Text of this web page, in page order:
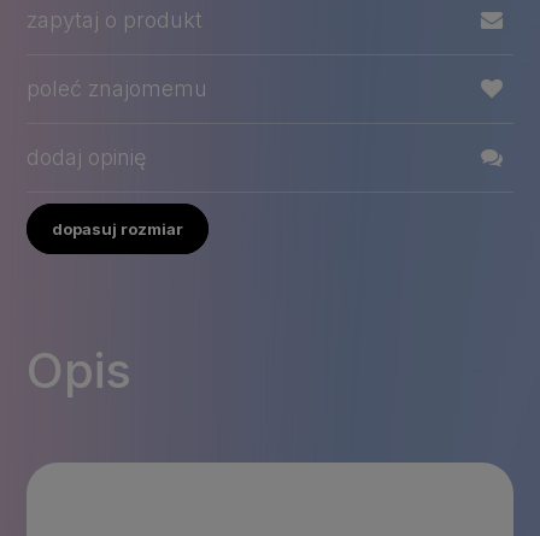
zapytaj o produkt
poleć znajomemu
dodaj opinię
dopasuj rozmiar
Opis